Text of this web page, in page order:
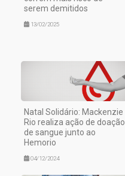
serem demitidos
13/02/2025
Natal Solidário: Mackenzie
Rio realiza ação de doação
de sangue junto ao
Hemorio
04/12/2024